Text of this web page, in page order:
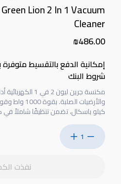
Green Lion 2 In 1 Vacuum
Cleaner
₪486.00
إمكانية الدفع بالتقسيط
شروط البنك
مكنسة جرين ليون
كيلو باسكال، تضمن تنظيفًا شاملاً
1
نفذت